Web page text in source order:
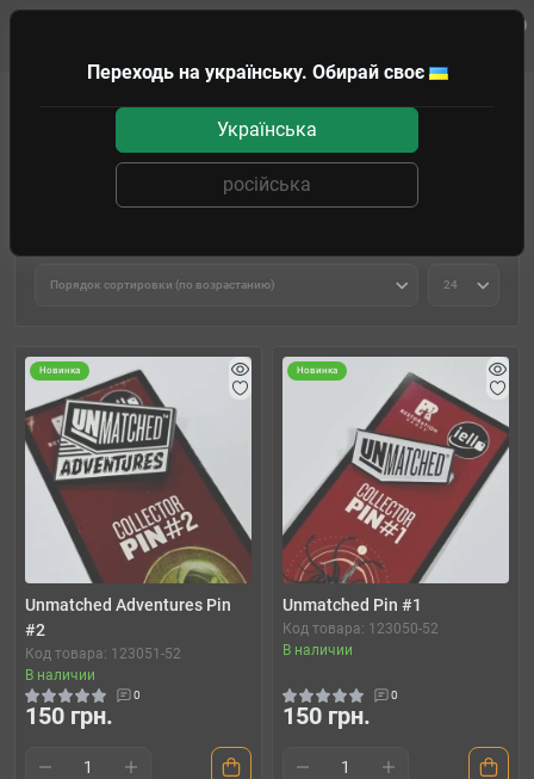
Фильтр товаров
Новинка
Unmatched Adventures Pin
#2
Код товара: 123051-52
В наличии
0
150 грн.
Новинка
Unmatched Pin #1
Код товара: 123050-52
В наличии
0
150 грн.
Переходь на українську. Обирай своє
Українська
російська